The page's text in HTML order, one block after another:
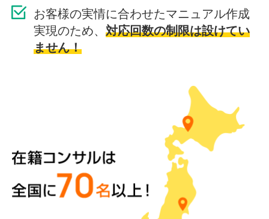
お客様の実情に合わせたマニュアル作成
実現のため、 対応回数の制限は設けてい
ません！